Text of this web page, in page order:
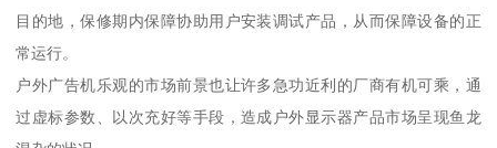
目的地，保修期内保障协助用户安装调试产品，从而保障设备的正
常运行。
户外广告机乐观的市场前景也让许多急功近利的厂商有机可乘，通
过虚标参数、以次充好等手段，造成户外显示器产品市场呈现鱼龙